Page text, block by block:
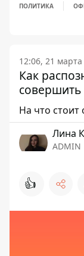
ПОЛИТИКА
12:06, 21 марта
Как
совершить
На что
Лина
ADMIN
👍